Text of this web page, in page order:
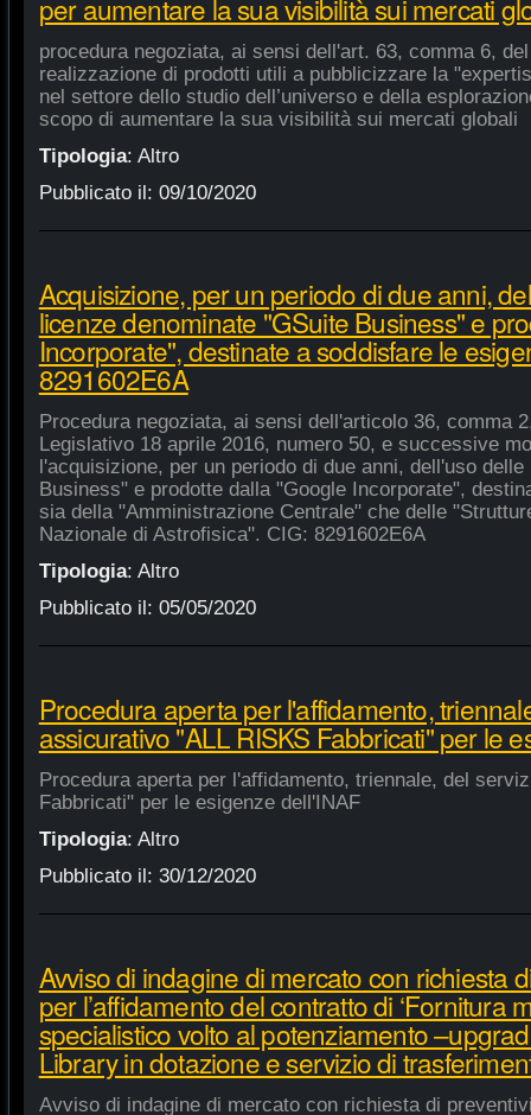
per aumentare la sua visibilità sui mercati
procedura negoziata, ai sensi dell'art. 63, comma 6,
realizzazione di prodotti utili a pubblicizzare la
nel settore dello studio dell’universo e della
scopo di aumentare la sua visibilità sui mercati globali
Tipologia: Altro
Pubblicato il: 09/10/2020
Acquisizione, per un periodo di due anni,
licenze denominate "GSuite Business" e
Incorporate", destinate a soddisfare le
8291602E6A
Procedura negoziata, ai sensi dell'articolo 36, comma
Legislativo 18 aprile 2016, numero 50, e successive
l'acquisizione, per un periodo di due anni, dell'uso
Business" e prodotte dalla "Google Incorporate",
sia della "Amministrazione Centrale" che delle
Nazionale di Astrofisica". CIG: 8291602E6A
Tipologia: Altro
Pubblicato il: 05/05/2020
Procedura aperta per l'affidamento,
assicurativo "ALL RISKS Fabbricati" per le
Procedura aperta per l'affidamento, triennale, del
Fabbricati" per le esigenze dell'INAF
Tipologia: Altro
Pubblicato il: 30/12/2020
Avviso di indagine di mercato con richiesta
per l’affidamento del contratto di ‘Fornitura
specialistico volto al potenziamento
Library in dotazione e servizio di
Avviso di indagine di mercato con richiesta di